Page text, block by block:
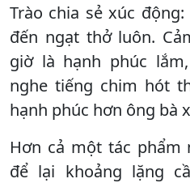
Trào chia sẻ xúc
đến ngạt thở luôn.
giờ là hạnh phúc
nghe tiếng chim hót
hạnh phúc hơn ông bà
Hơn cả một tác phẩm
để lại khoảng lặng